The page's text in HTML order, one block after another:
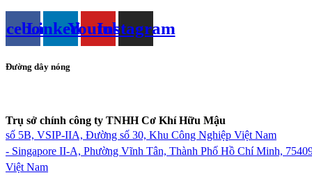
LinkedinYoutubeInstagram
Đường dây nóng
Trụ sở chính công ty TNHH Cơ Khí Hữu Mậu
số 5B, VSIP-IIA, Đường số 30, Khu Công Nghiệp Việt Nam
- Singapore II-A, Phường Vĩnh Tân, Thành Phố Hồ Chí Minh,
Việt Nam